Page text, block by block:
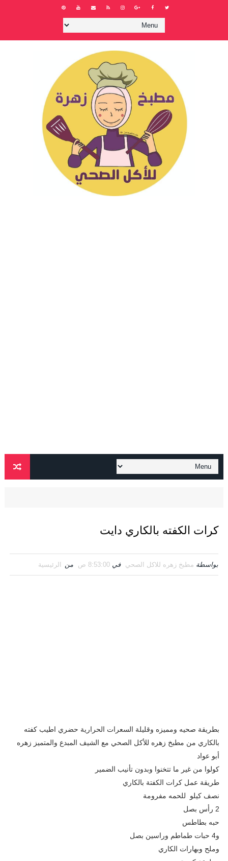
كرات الكفته بالكاري دايت
بواسطة مطبخ زهره للاكل الصحي في 8:53:00 ص من الرئيسية
بطريقة صحيه ومميزه وقليلة السعرات الحرارية حضري اطيب كفته
بالكاري من مطبخ زهره للأكل الصحي مع الشيف المبدع والمتميز زهره
أبو عواد
كولوا من غير ما تتخنوا وبدون تأنيب الضمير
طريقة عمل كرات الكفتة بالكاري
نصف كيلو للحمه مفرومة
2 رأس بصل
حبه بطاطس
و4 حبات طماطم وراسين بصل
وملح وبهارات الكاري